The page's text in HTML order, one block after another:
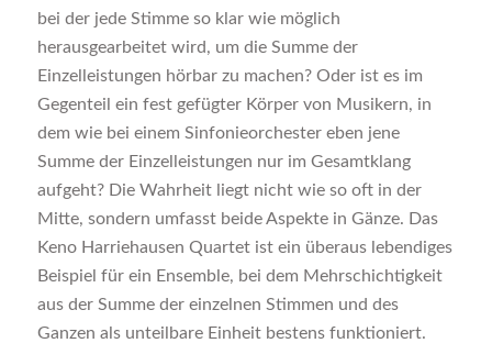
bei der jede Stimme so klar wie möglich
herausgearbeitet wird, um die Summe der
Einzelleistungen hörbar zu machen? Oder ist es im
Gegenteil ein fest gefügter Körper von Musikern, in
dem wie bei einem Sinfonieorchester eben jene
Summe der Einzelleistungen nur im Gesamtklang
aufgeht? Die Wahrheit liegt nicht wie so oft in der
Mitte, sondern umfasst beide Aspekte in Gänze. Das
Keno Harriehausen Quartet ist ein überaus lebendiges
Beispiel für ein Ensemble, bei dem Mehrschichtigkeit
aus der Summe der einzelnen Stimmen und des
Ganzen als unteilbare Einheit bestens funktioniert.